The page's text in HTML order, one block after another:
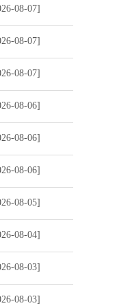
08-07]
08-07]
08-07]
08-06]
08-06]
08-06]
08-05]
08-04]
08-03]
08-03]